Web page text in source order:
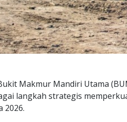
Makmur Mandiri Utama
langkah strategis
2026.